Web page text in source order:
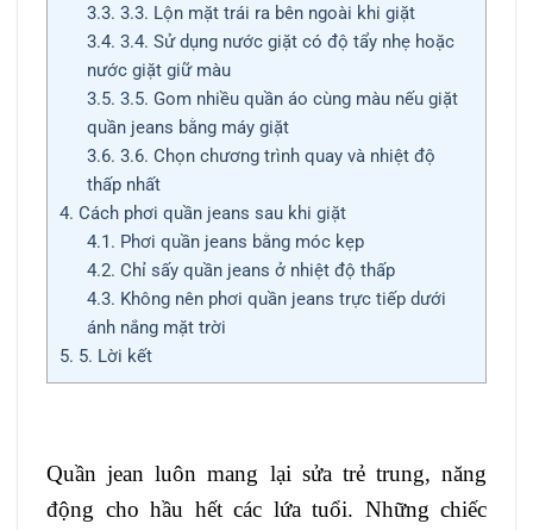
3.3. 3.3. Lộn mặt trái ra bên ngoài khi giặt
3.4. 3.4. Sử dụng nước giặt có độ tẩy nhẹ hoặc
nước giặt giữ màu
3.5. 3.5. Gom nhiều quần áo cùng màu nếu giặt
quần jeans bằng máy giặt
3.6. 3.6. Chọn chương trình quay và nhiệt độ
thấp nhất
4. Cách phơi quần jeans sau khi giặt
4.1. Phơi quần jeans bằng móc kẹp
4.2. Chỉ sấy quần jeans ở nhiệt độ thấp
4.3. Không nên phơi quần jeans trực tiếp dưới
ánh nắng mặt trời
5. 5. Lời kết
Quần jean luôn mang lại sửa trẻ trung, năng
động cho hầu hết các lứa tuổi. Những chiếc